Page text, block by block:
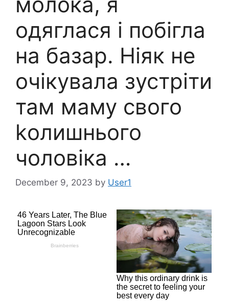
одяглася і побігла
на базар. Ніяк не
очікувала зустріти
там маму свого
kолишнього
чоловіка …
December 9, 2023 by User1